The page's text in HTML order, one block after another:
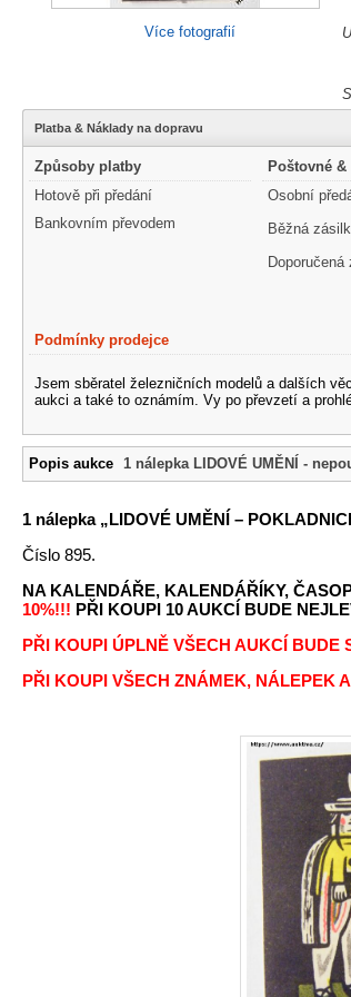
Více fotografií
Platba & Náklady na dopravu
Způsoby platby
Hotově při předání
Bankovním převodem
Poštovné &
Osobní
Běžná
Doporučená
Podmínky prodejce
Jsem sběratel železničních modelů a dalších
aukci a také to oznámím. Vy po převzetí a
Popis aukce 1 nálepka LIDOVÉ UMĚNÍ -
1 nálepka „LIDOVÉ UMĚNÍ –
Číslo 895.
NA KALENDÁŘE, KALENDÁŘÍKY,
10%!!! PŘI KOUPI 10 AUKCÍ BUDE
PŘI KOUPI ÚPLNĚ VŠECH AUKCÍ BUDE
PŘI KOUPI VŠECH ZNÁMEK, NÁLEPEK